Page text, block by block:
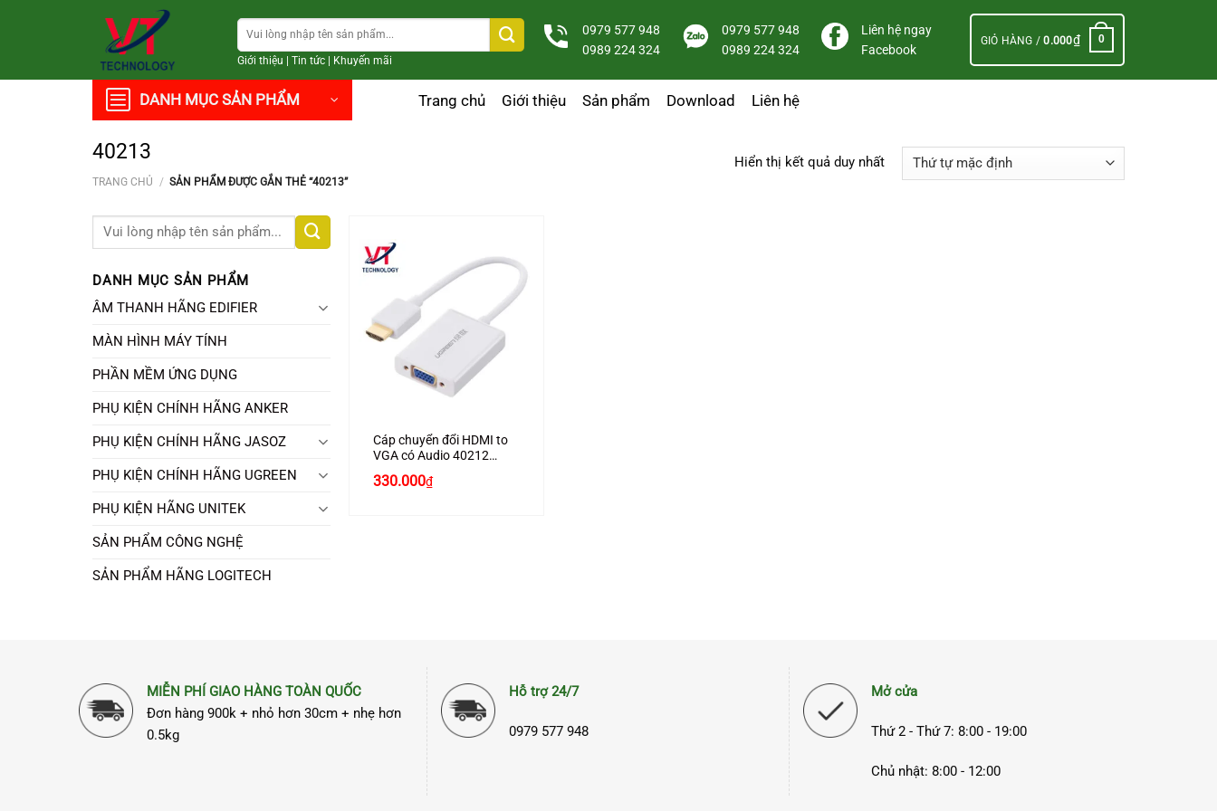
Tìm
kiếm:
Giới thiệu Tin tức| Khuyến mãi
0979 577 948
0989 224 324
0979 577 948
0989 224 324
Liên hệ ngay
Facebook
GIỎ HÀNG /0.000₫ 0
DANH MỤC SẢN PHẨM Trang chủ Giới thiệu Sản phẩm Download Liên hệ
40213
TRANG CHỦ / SẢN PHẨM ĐƯỢC GẮN THẺ “40213”
Hiển thị kết quả duy nhất
Tìm
DANH MỤC SẢN PHẨM
ÂM THANH HÃNG EDIFIER
MÀN HÌNH MÁY TÍNH
PHẦN MỀM ỨNG DỤNG
PHỤ KIỆN CHÍNH HÃNG ANKER
PHỤ KIỆN CHÍNH HÃNG JASOZ
PHỤ KIỆN CHÍNH HÃNG UGREEN
PHỤ KIỆN HÃNG UNITEK
SẢN PHẨM CÔNG NGHỆ
SẢN PHẨM HÃNG LOGITECH
Cáp chuyển đổi HDMI to
VGA có Audio 40212
cấp
330.000₫
MIỄN PHÍ GIAO HÀNG TOÀN QUỐC
Đơn hàng 900k + nhỏ hơn 30cm + nhẹ hơn
0.5kg
Hỗ trợ 24/7
0979 577 948
Mở cửa
Thứ 2 - Thứ 7: 8:00 - 19:00
Chủ nhật: 8:00 - 12:00